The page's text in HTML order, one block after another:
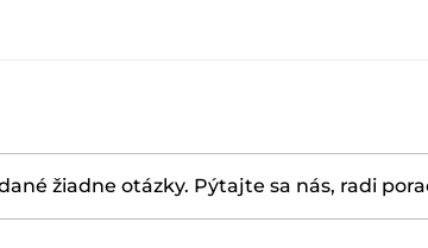
žiadne otázky. Pýtajte sa nás, radi